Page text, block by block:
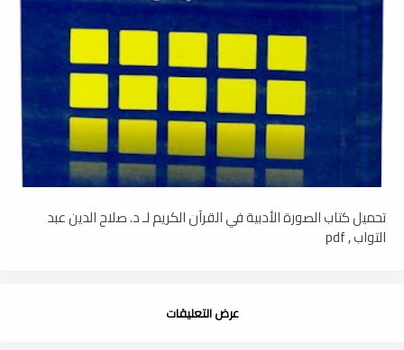
تحميل كتاب الصورة الأدبية في القرآن الكريم لـ د. صلاح الدين عبد
التواب , pdf
عرض التعليقات